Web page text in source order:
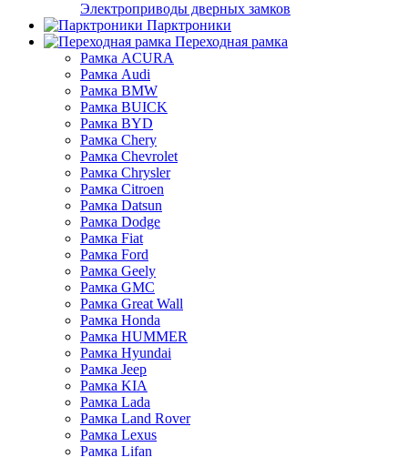
Электроприводы дверных замков
Парктроники
Переходная рамка
Рамка ACURA
Рамка Audi
Рамка BMW
Рамка BUICK
Рамка BYD
Рамка Chery
Рамка Chevrolet
Рамка Chrysler
Рамка Citroen
Рамка Datsun
Рамка Dodge
Рамка Fiat
Рамка Ford
Рамка Geely
Рамка GMC
Рамка Great Wall
Рамка Honda
Рамка HUMMER
Рамка Hyundai
Рамка Jeep
Рамка KIA
Рамка Lada
Рамка Land Rover
Рамка Lexus
Рамка Lifan